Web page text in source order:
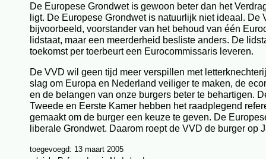
De Europese Grondwet is gewoon beter dan het
ligt. De Europese Grondwet is natuurlijk niet ideaal. De
bijvoorbeeld, voorstander van het behoud van één
lidstaat, maar een meerderheid besliste anders. De
toekomst per toerbeurt een Eurocommissaris leveren.
De VVD wil geen tijd meer verspillen met
slag om Europa en Nederland veiliger te maken, de
en de belangen van onze burgers beter te behartigen.
Tweede en Eerste Kamer hebben het raadplegend
gemaakt om de burger een keuze te geven. De
liberale Grondwet. Daarom roept de VVD de burger op
toegevoegd: 13 maart 2005